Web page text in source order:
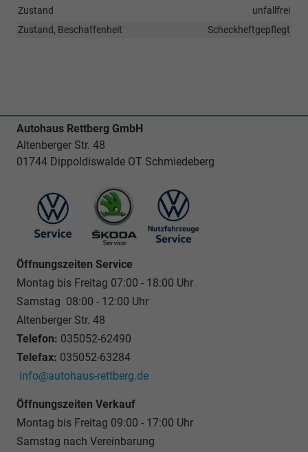
Zustand
unfallfrei
Zustand, Beschaffenheit
Scheckheftgepflegt
Autohaus Rettberg GmbH
Altenberger Str. 48
01744 Dippoldiswalde OT Schmiedeberg
Öffnungszeiten Service
Montag bis Freitag 07:00 - 18:00 Uhr
Samstag 08:00 - 12:00 Uhr
Altenberger Str. 48
Telefon: 035052-62490
Telefax: 035052-63284
info@autohaus-rettberg.de
Öffnungszeiten Verkauf
Montag bis Freitag 09:00 - 17:00 Uhr
Samstag nach Vereinbarung